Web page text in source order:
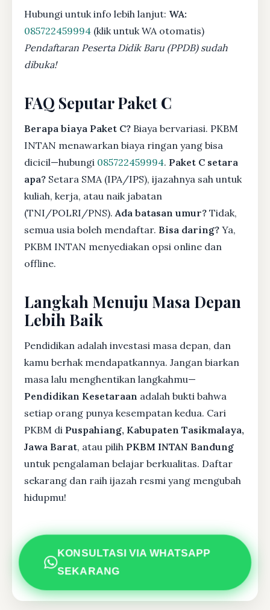
Hubungi untuk info lebih lanjut: WA:
085722459994 (klik untuk WA otomatis)
Pendaftaran Peserta Didik Baru (PPDB) sudah
dibuka!
FAQ Seputar Paket C
Berapa biaya Paket C? Biaya bervariasi. PKBM
INTAN menawarkan biaya ringan yang bisa
dicicil—hubungi 085722459994. Paket C setara
apa? Setara SMA (IPA/IPS), ijazahnya sah untuk
kuliah, kerja, atau naik jabatan
(TNI/POLRI/PNS).Ada batasan umur? Tidak,
semua usia boleh mendaftar. Bisa daring? Ya,
PKBM INTAN menyediakan opsi online dan
offline.
Langkah Menuju Masa Depan
Lebih Baik
Pendidikan adalah investasi masa depan, dan
kamu berhak mendapatkannya. Jangan biarkan
masa lalu menghentikan langkahmu—
Pendidikan Kesetaraan adalah bukti bahwa
setiap orang punya kesempatan kedua. Cari
PKBM di Puspahiang, Kabupaten Tasikmalaya,
Jawa Barat, atau pilih PKBM INTAN Bandung
untuk pengalaman belajar berkualitas. Daftar
sekarang dan raih ijazah resmi yang mengubah
hidupmu!
KONSULTASI VIA WHATSAPP
SEKARANG